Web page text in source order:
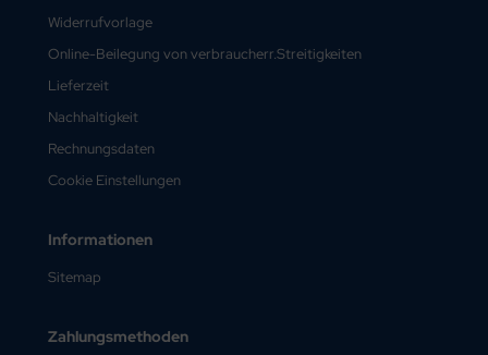
Widerrufvorlage
Online-Beilegung von verbraucherr.Streitigkeiten
Lieferzeit
Nachhaltigkeit
Rechnungsdaten
Cookie Einstellungen
Informationen
Sitemap
Zahlungsmethoden